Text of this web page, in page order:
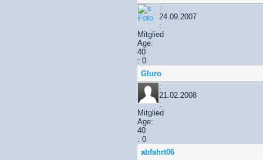
:
24.09.2007
:
Mitglied
Age:
40
: 0
Gluro
:
21.02.2008
:
Mitglied
Age:
40
: 0
abfahrt06